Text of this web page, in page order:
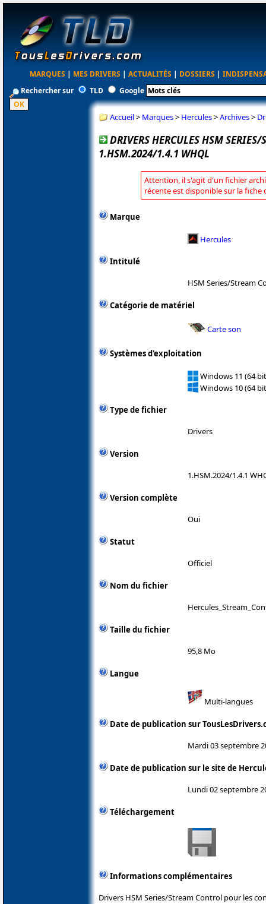
MARQUES | MES DRIVERS | ACTUALITÉS | DOSSIERS |
Rechercher sur
TLD Google
Accueil> Marques> Hercules>Archives>
DRIVERS HERCULES HSM SERIES/
1.HSM.2024/1.4.1 WHQL
Attention, il s'agit d'un fichier
récente est disponible sur la fiche
Marque
Hercules
Intitulé
HSM Series/Stream
Catégorie de matériel
Carte son
Systèmes d'exploitation
Windows 11 (64
Windows 10 (64
Type de fichier
Drivers
Version
1.HSM.2024/1.4.1
Version complète
Oui
Statut
Officiel
Nom du fichier
Taille du fichier
95,8 Mo
Langue
Multi-langues
Date de publication sur
Mardi 03 septembre
Date de publication sur le site de
Lundi 02 septembre
Téléchargement
Informations complémentaires
Drivers HSM Series/Stream Control pour les